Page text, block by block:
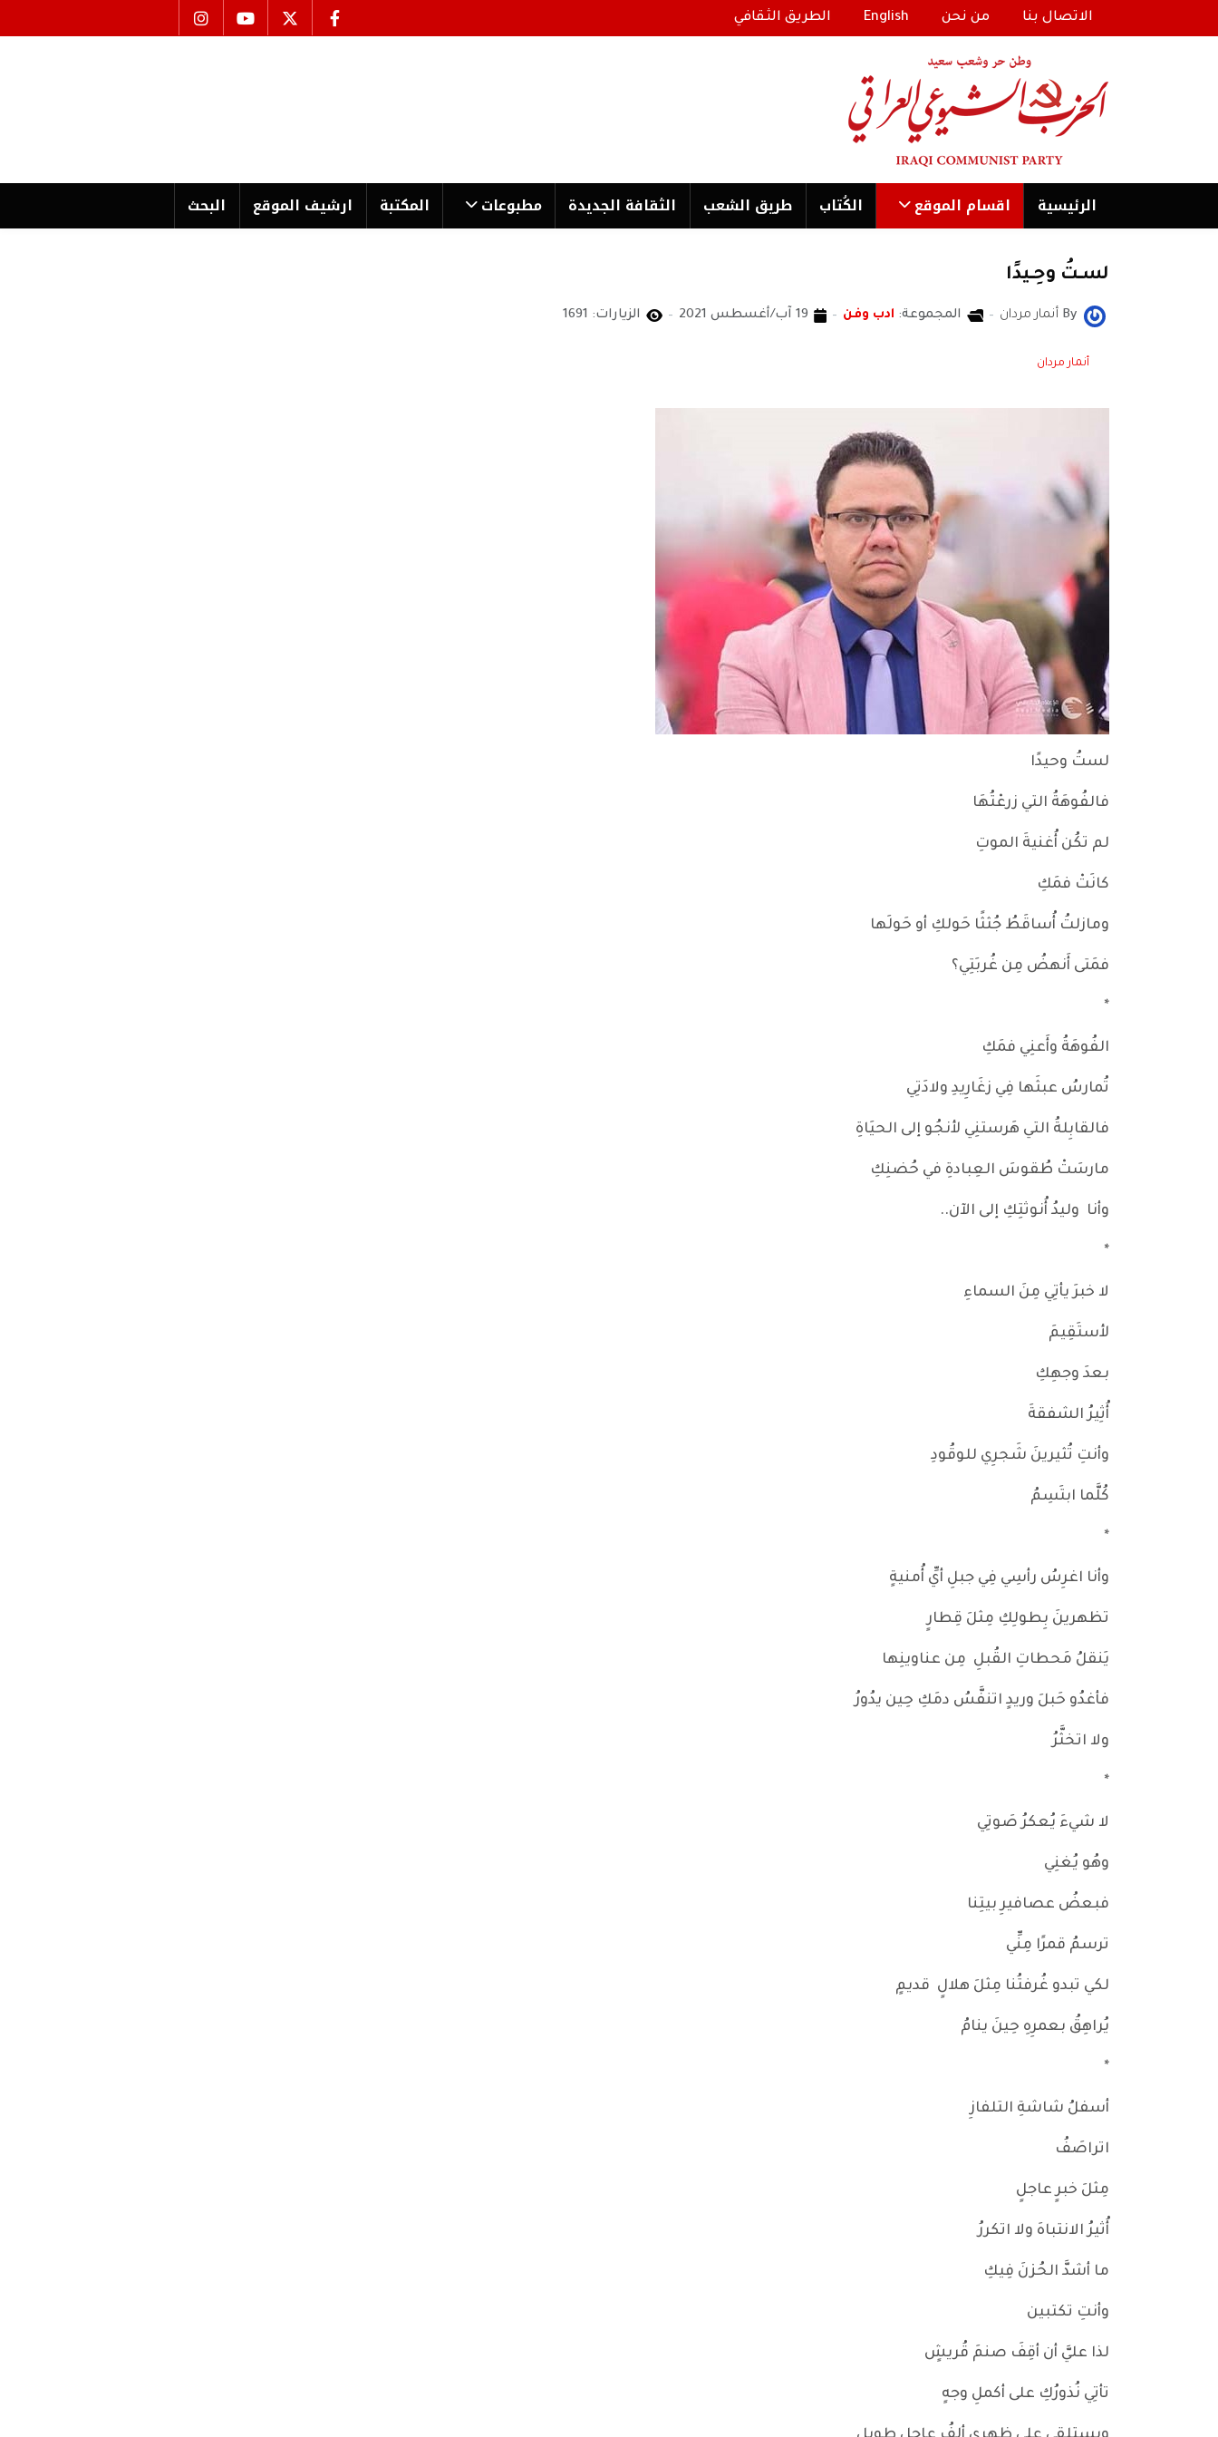
الاتصال بنا من نحن English الطريق الثقافي
الرئیسية اقسام الموقع الكُتاب طریق الشعب الثقافة الجدیدة مطبوعات المكتبة ارشیف الموقع البحث
لســتُ وحِــيدًا
By أنمار مردان المجموعة: ادب وفن 19 آب/أغسطس 2021 الزيارات: 1691
أنمار مردان
لستُ وحيدًا
فالفُوهَةُ التي زرعْتُهَا
لم تكُن أُغنيةَ الموتِ
كانَتْ فمَكِ
ومازلتُ أُساقَطُ جُثثًا حَولكِ أو حَولَها
فمَتى أَنهضُ مِن غُربَتِي؟
*
الفُوهَةُ وأَعنِي فمَكِ
تُمارسُ عبثَها فِي زغَارِيدِ ولادَتِي
فالقابِلةُ التي هَرستنِي لأنجُو إلى الحيَاةِ
مارسَتْ طُقوسَ العِبادةِ في حُضنِكِ
وأنا وليدُ أُنوثتِكِ إلى الآن..
*
لا خبرَ يأتِي مِنَ السماءِ
لأستَقِيمَ
بعدَ وجهِكِ
أُثِيرُ الشفقةَ
وأنتِ تُثيرينَ شَجرِي للوقُودِ
كُلَّما ابتَسِمُ
*
وأنا اغرِسُ رأسِي فِي جبلِ أيِّ أُمنيةٍ
تظهرينَ بِطولِكِ مِثلَ قِطارٍ
يَنقلُ مَحطاتِ القُبلِ مِن عناوينِها
فأغدُو حَبلَ وريدٍ اتنفَّسُ دمَكِ حِين يدُورُ
ولا اتخثَّرُ
*
لا شيءَ يُعكرُ صَوتِي
وهُو يُغنِي
فبعضُ عصافيرِ بيتِنا
ترسمُ قمرًا مِنِّي
لكي تبدو غُرفتُنا مِثلَ هلالٍ قديمٍ
يُراهِقُ بعمرِهِ حِينَ ينامُ
*
أسفلُ شاشةِ التلفازِ
اتراصَفُ
مِثلَ خبرٍ عاجلٍ
أُثيرُ الانتباهَ ولا اتكررُ
ما أشدَّ الحُزنَ فِيكِ
وأنتِ تكتبين
لذا عليَّ أن أقِفَ صنمَ قُريشٍ
تأتِي نُذورُكِ على أكملِ وجهٍ